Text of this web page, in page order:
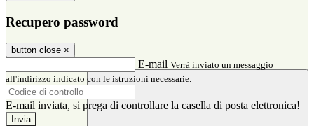
Recupero password
button close ×
E-mail Verrà inviato un messaggio
all'indirizzo indicato con le istruzioni necessarie.
E-mail inviata, si prega di controllare la casella di posta elettronica!